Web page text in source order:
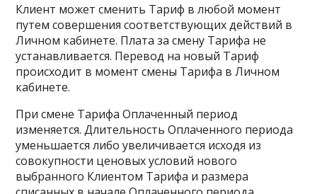
Клиент может сменить Тариф в любой момент
путем совершения соответствующих действий в
Личном кабинете. Плата за смену Тарифа не
устанавливается. Перевод на новый Тариф
происходит в момент смены Тарифа в Личном
кабинете.
При смене Тарифа Оплаченный период
изменяется. Длительность Оплаченного периода
уменьшается либо увеличивается исходя из
совокупности ценовых условий нового
выбранного Клиентом Тарифа и размера